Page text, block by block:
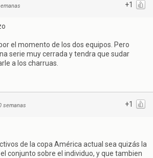
+1
el momento de los dos equipos. Pero
serie muy cerrada y tendra que sudar
a los charruas.
+1
semanas
de la copa América actual sea quizás la
conjunto sobre el individuo, y que tambien